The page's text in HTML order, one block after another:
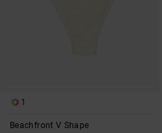
1
Beachfront V Shape